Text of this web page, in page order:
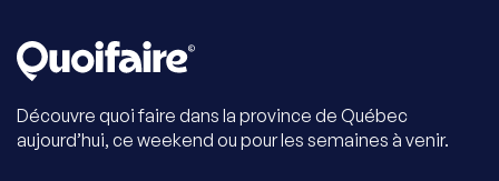
Découvre quoi faire dans la province de Québec
aujourd’hui, ce weekend ou pour les semaines à venir.